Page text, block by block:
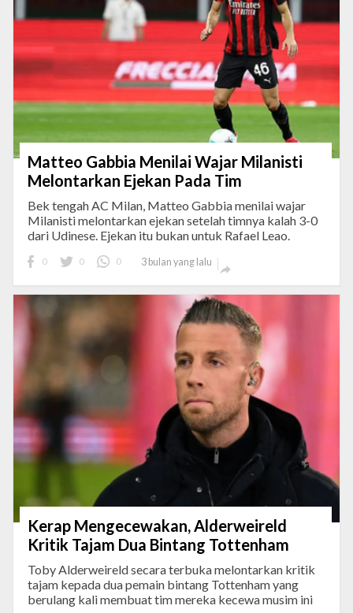
Matteo Gabbia Menilai Wajar Milanisti
Melontarkan Ejekan Pada Tim
Bek tengah AC Milan, Matteo Gabbia menilai wajar
Milanisti melontarkan ejekan setelah timnya kalah 3-0
dari Udinese. Ejekan itu bukan untuk Rafael Leao.
0 0 0 3 bulan yang lalu

Kerap Mengecewakan, Alderweireld
Kritik Tajam Dua Bintang Tottenham
Toby Alderweireld secara terbuka melontarkan kritik
tajam kepada dua pemain bintang Tottenham yang
berulang kali membuat tim mereka kecewa musim ini